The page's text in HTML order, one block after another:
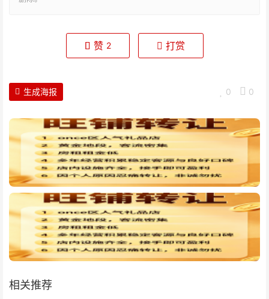
赞 2 打赏
0 0
生成海报
相关推荐